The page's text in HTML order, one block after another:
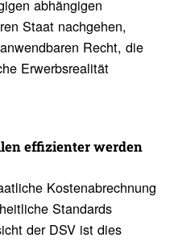
abhängigen
Staat nachgehen,
Recht, die
Erwerbsrealität
effi­zi­enter werden
Kostenabrechnung
Standards
der DSV ist dies